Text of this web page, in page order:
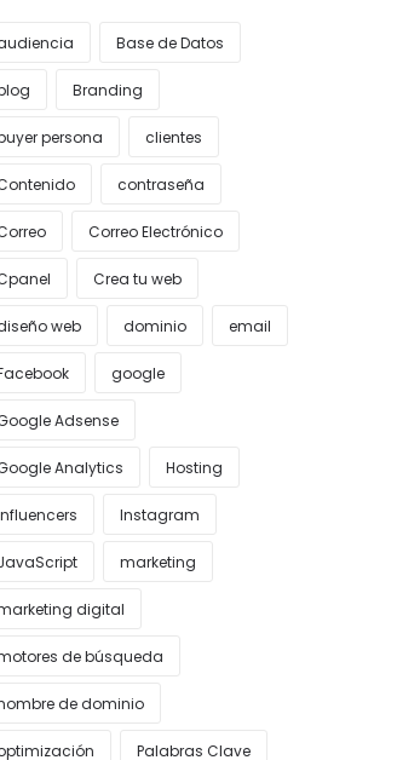
Base de Datos
Branding
persona clientes
contraseña
Correo Electrónico
Crea tu web
web dominio email
google
Adsense
Analytics Hosting
Instagram
marketing
digital
de búsqueda
de dominio
Palabras Clave